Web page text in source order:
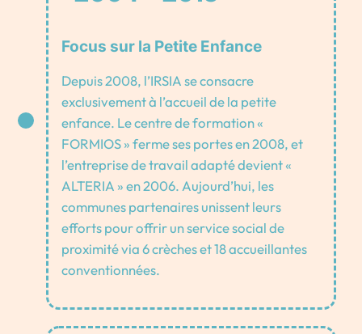
Focus sur la Petite Enfance
Depuis 2008, l’IRSIA se consacre
exclusivement à l’accueil de la petite
enfance. Le centre de formation «
FORMIOS » ferme ses portes en 2008, et
l’entreprise de travail adapté devient «
ALTERIA » en 2006. Aujourd’hui, les
communes partenaires unissent leurs
efforts pour offrir un service social de
proximité via 6 crèches et 18 accueillantes
conventionnées.